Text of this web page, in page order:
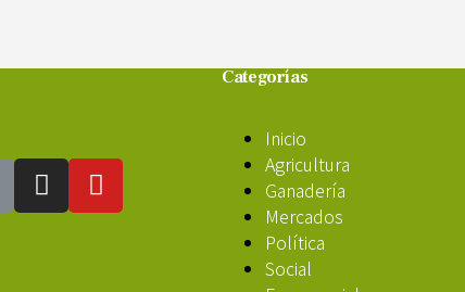
Categorías
Inicio
Agricultura
Ganadería
Mercados
Política
Social